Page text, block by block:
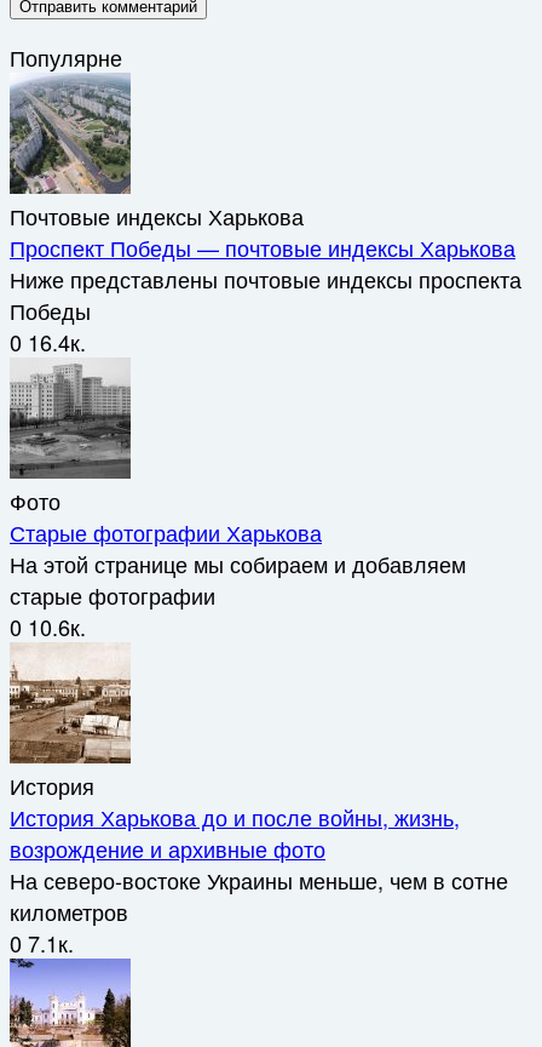
Популярне
Почтовые индексы Харькова
Проспект Победы — почтовые индексы Харькова
Ниже представлены почтовые индексы проспекта
Победы
0 16.4к.
Фото
Старые фотографии Харькова
На этой странице мы собираем и добавляем
старые фотографии
0 10.6к.
История
История Харькова до и после войны, жизнь,
возрождение и архивные фото
На северо-востоке Украины меньше, чем в сотне
километров
07.1к.